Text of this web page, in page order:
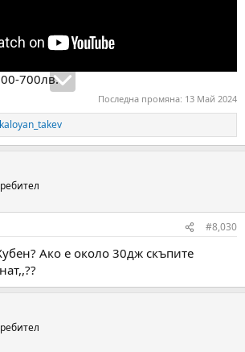
700лв.
Последна промяна: 13 Май 2024
kaloyan_takev
#8,030
Ако е около 30дж скъпите